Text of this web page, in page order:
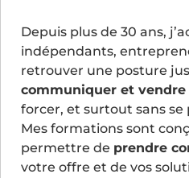
Depuis plus de 30 ans,
indépendants,
retrouver une posture
communiquer et vendre
forcer, et surtout sans se
Mes formations sont
permettre de prendre
votre offre et de vos